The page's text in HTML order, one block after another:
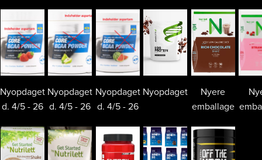
Nyopdaget
d. 4/5 - 26
Nyopdaget
d. 4/5 - 26
Nyopdaget
d. 4/5 - 26
Nyopdaget
Nyere
emballage